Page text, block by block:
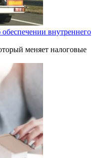
внутреннего
меняет налоговые